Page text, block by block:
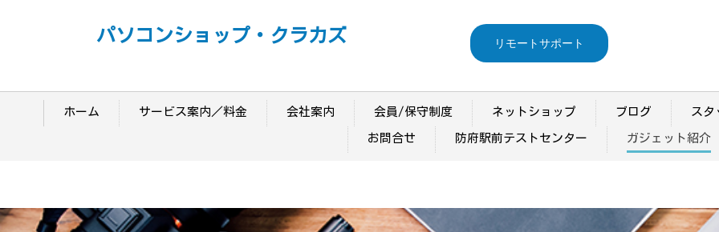
パソコンショップ・クラカズ リモートサポート
ホーム サービス案内／料金 会社案内 会員/保守制度 ネットショップ ブログ スタ
お問合せ 防府駅前テストセンター ガジェット紹介